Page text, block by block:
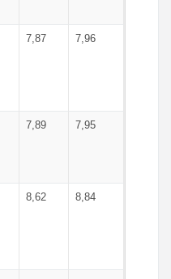
7,87 7,96
7,89 7,95
8,62 8,84